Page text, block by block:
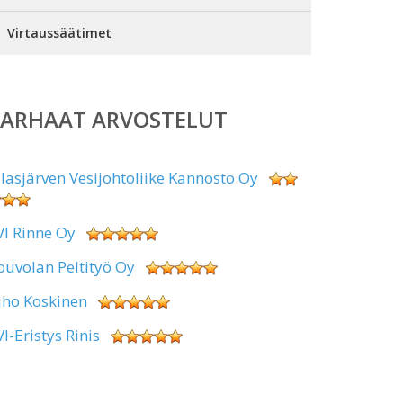
Virtaussäätimet
ARVOSTELUT
Vesijohtoliike Kannosto Oy
Rinne Oy
Peltityö Oy
Koskinen
Eristys Rinis